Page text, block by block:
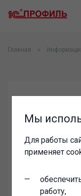
Главная
логин:
пароль:
Мы
Для работы
применяет
работу,